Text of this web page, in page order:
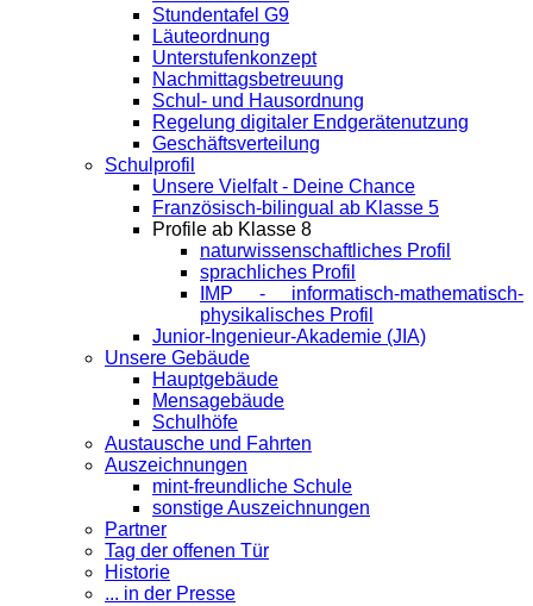
Stundentafel G9
Läuteordnung
Unterstufenkonzept
Nachmittagsbetreuung
Schul- und Hausordnung
Regelung digitaler Endgeräte­nutzung
Geschäftsverteilung
Schulprofil
Unsere Vielfalt - Deine Chance
Französisch-bilingual ab Klasse 5
Profile ab Klasse 8
naturwissenschaftliches Profil
sprachliches Profil
IMP - informatisch-mathematisch-
physikalisches Profil
Junior-Ingenieur-Akademie (JIA)
Unsere Gebäude
Hauptgebäude
Mensagebäude
Schulhöfe
Austausche und Fahrten
Auszeichnungen
mint-freundliche Schule
sonstige Auszeichnungen
Partner
Tag der offenen Tür
Historie
... in der Presse